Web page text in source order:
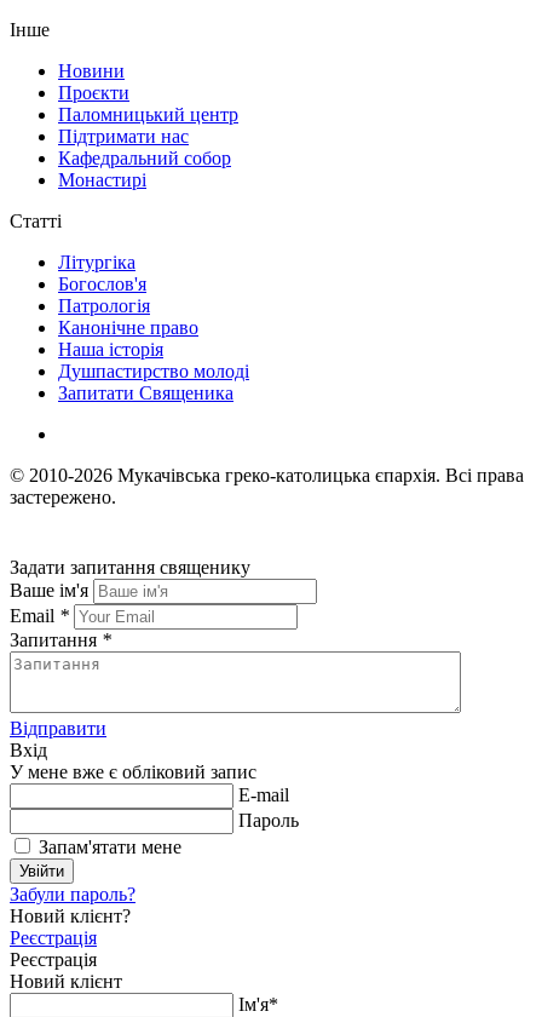
Інше
Новини
Проєкти
Паломницький центр
Підтримати нас
Кафедральний собор
Монастирі
Статті
Літургіка
Богослов'я
Патрологія
Канонічне право
Наша історія
Душпастирство молоді
Запитати Священика
© 2010-2026 Мукачівська греко-католицька єпархія. Всі права
застережено.
Задати запитання священику
Ваше ім'я
Email *
Запитання *
Відправити
Вхід
У мене вже є обліковий запис
E-mail
Пароль
Запам'ятати мене
Увійти
Забули пароль?
Новий клієнт?
Реєстрація
Реєстрація
Новий клієнт
Ім'я*